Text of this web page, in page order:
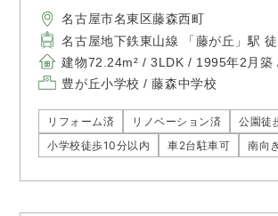
名古屋市名東区藤森西町
名古屋地下鉄東山線 「藤が丘」駅
建物72.24m² / 3LDK / 1995年2月築
豊が丘小学校 / 藤森中学校
リフォーム済 リノベーション済
公園徒
小学校徒歩10分以内
車2台駐車可 南向